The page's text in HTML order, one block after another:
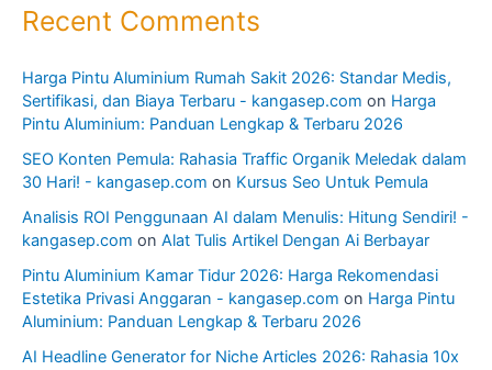
Recent Comments
Harga Pintu Aluminium Rumah Sakit 2026: Standar Medis,
Sertifikasi, dan Biaya Terbaru - kangasep.com on Harga
Pintu Aluminium: Panduan Lengkap & Terbaru 2026
SEO Konten Pemula: Rahasia Traffic Organik Meledak dalam
30 Hari! - kangasep.com on Kursus Seo Untuk Pemula
Analisis ROI Penggunaan AI dalam Menulis: Hitung Sendiri! -
kangasep.com on Alat Tulis Artikel Dengan Ai Berbayar
Pintu Aluminium Kamar Tidur 2026: Harga Rekomendasi
Estetika Privasi Anggaran - kangasep.com on Harga Pintu
Aluminium: Panduan Lengkap & Terbaru 2026
AI Headline Generator for Niche Articles 2026: Rahasia 10x